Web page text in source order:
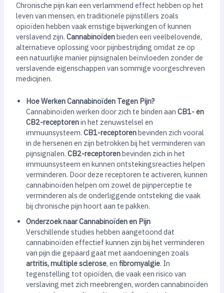
Chronische pijn kan een verlammend effect hebben op het
leven van mensen, en traditionele pijnstillers zoals
opioïden hebben vaak ernstige bijwerkingen of kunnen
verslavend zijn. Cannabinoïdenbieden een veelbelovende,
alternatieve oplossing voor pijnbestrijding omdat ze op
een natuurlijke manier pijnsignalen beïnvloeden zonder de
verslavende eigenschappen van sommige voorgeschreven
medicijnen.
Hoe Werken Cannabinoïden Tegen Pijn?
Cannabinoïden werken door zich te binden aan CB1- en
CB2-receptorenin het zenuwstelsel en
immuunsysteem. CB1-receptorenbevinden zich vooral
in de hersenen en zijn betrokken bij het verminderen van
pijnsignalen. CB2-receptorenbevinden zich in het
immuunsysteem en kunnen ontstekingsreacties helpen
verminderen. Door deze receptoren te activeren, kunnen
cannabinoïden helpen om zowel de pijnperceptie te
verminderen als de onderliggende ontsteking die vaak
bij chronische pijn hoort aan te pakken.
Onderzoek naar Cannabinoïden en Pijn
Verschillende studies hebben aangetoond dat
cannabinoïden effectief kunnen zijn bij het verminderen
van pijn die gepaard gaat met aandoeningen zoals
artritis, multiple sclerose, en fibromyalgie. In
tegenstelling tot opioïden, die vaak een risico van
verslaving met zich meebrengen, worden cannabinoïden